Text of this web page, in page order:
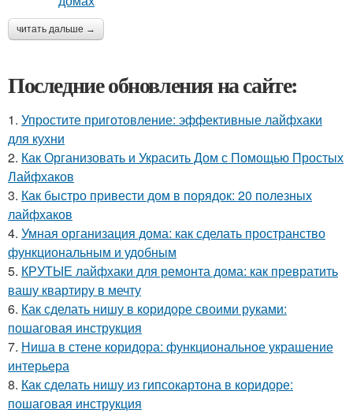
читать дальше →
Последние обновления на сайте:
1. Упростите приготовление: эффективные лайфхаки
для кухни
2. Как Организовать и Украсить Дом с Помощью Простых
Лайфхаков
3. Как быстро привести дом в порядок: 20 полезных
лайфхаков
4. Умная организация дома: как сделать пространство
функциональным и удобным
5. КРУТЫЕ лайфхаки для ремонта дома: как превратить
вашу квартиру в мечту
6. Как сделать нишу в коридоре своими руками:
пошаговая инструкция
7. Ниша в стене коридора: функциональное украшение
интерьера
8. Как сделать нишу из гипсокартона в коридоре:
пошаговая инструкция